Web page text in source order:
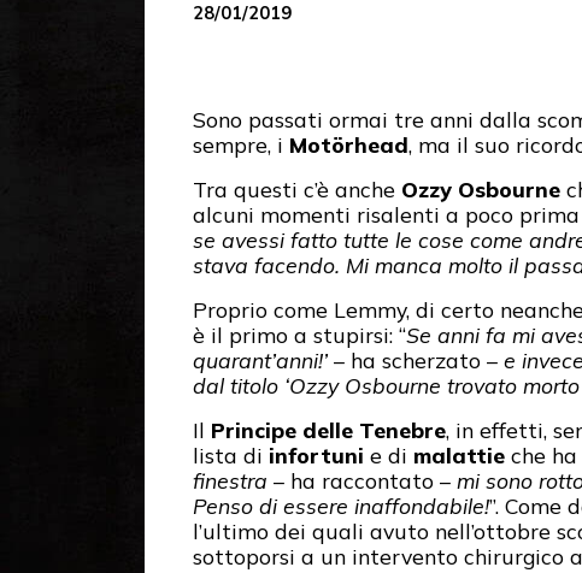
28/01/2019
Sono passati ormai tre anni dalla
sempre, i Motörhead, ma il suo
Tra questi c’è anche Ozzy Osbourne
alcuni momenti risalenti a poco prima
se avessi fatto tutte le cose come
stava facendo. Mi manca molto il
Proprio come Lemmy, di certo
è il primo a stupirsi: “Se anni fa mi
quarant’anni!’ – ha scherzato – e
dal titolo ‘Ozzy Osbourne trovato morto
Il Principe delle Tenebre, in effetti,
lista di infortuni e di malattie che
finestra – ha raccontato – mi sono
Penso di essere inaffondabile!”.
l’ultimo dei quali avuto nell’ottobre
sottoporsi a un intervento chirurgico